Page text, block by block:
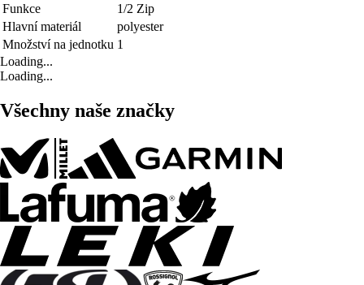
Funkce
1/2 Zip
Hlavní materiál
polyester
Množství na jednotku 1
Loading...
Loading...
Všechny naše značky